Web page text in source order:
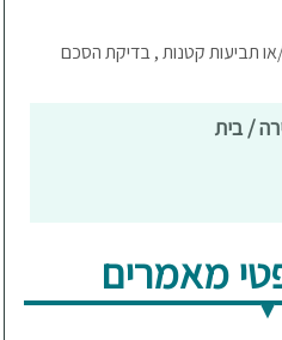
ו/או תביעות קטנות , בדיקת הסכם
/ בית
מאמרים